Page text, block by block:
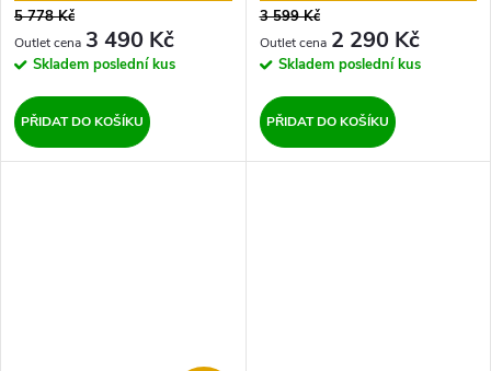
5 778 Kč
3 490 Kč
Skladem poslední kus
PŘIDAT DO KOŠÍKU
3 599 Kč
2 290 Kč
Skladem poslední kus
PŘIDAT DO KOŠÍKU